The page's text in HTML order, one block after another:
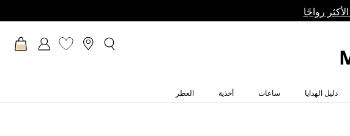
رواجًا
دليل الهدايا ساعات أحذية العطر